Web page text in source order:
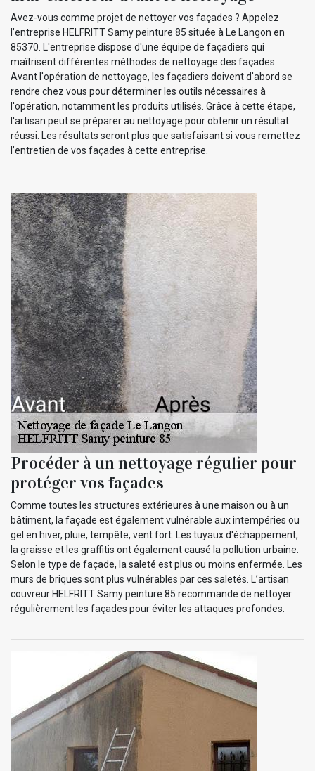
Avez-vous comme projet de nettoyer vos façades ? Appelez
l’entreprise HELFRITT Samy peinture 85 située à Le Langon en
85370. L'entreprise dispose d'une équipe de façadiers qui
maîtrisent différentes méthodes de nettoyage des façades.
Avant l'opération de nettoyage, les façadiers doivent d'abord se
rendre chez vous pour déterminer les outils nécessaires à
l'opération, notamment les produits utilisés. Grâce à cette étape,
l'artisan peut se préparer au nettoyage pour obtenir un résultat
réussi. Les résultats seront plus que satisfaisant si vous remettez
l’entretien de vos façades à cette entreprise.
Procéder à un nettoyage régulier pour
protéger vos façades
Comme toutes les structures extérieures à une maison ou à un
bâtiment, la façade est également vulnérable aux intempéries ou
gel en hiver, pluie, tempête, vent fort. Les tuyaux d'échappement,
la graisse et les graffitis ont également causé la pollution urbaine.
Selon le type de façade, la saleté est plus ou moins enfermée. Les
murs de briques sont plus vulnérables par ces saletés. L’artisan
couvreur HELFRITT Samy peinture 85 recommande de nettoyer
régulièrement les façades pour éviter les attaques profondes.